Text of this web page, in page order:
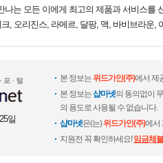
나는 모든 이에게 최고의 제품과 서비스
, 오리진스, 라메르, 달팡, 맥, 바비브라운
일
본 정보는위드가인(주)에서 제
본 정보는샵마넷의 동의없이
의 용도로 사용될 수 없습니다.
샵마넷은(는)위드가인(주)에서
지원전 꼭 확인하세요!임금체